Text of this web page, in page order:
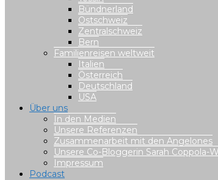
Bündnerland
Ostschweiz
Zentralschweiz
Bern
Familienreisen weltweit
Italien
Österreich
Deutschland
USA
Über uns
In den Medien
Unsere Referenzen
Zusammenarbeit mit den Angelones
Unsere Co-Bloggerin Sarah Coppola-
Impressum
Podcast